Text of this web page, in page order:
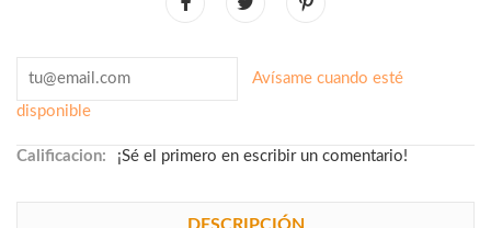
Avísame cuando esté
disponible
Calificacion: ¡Sé el primero en escribir un comentario!